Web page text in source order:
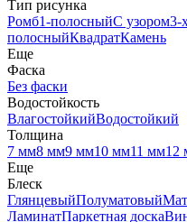
Тип рисунка
Ромб1-полосныйС узором3-
полосныйКвадратКамень
Еще
Фаска
Без фаски
Водостойкость
ВлагостойкийВодостойкий
Толщина
7 мм8 мм9 мм10 мм11 мм12
Еще
Блеск
ГлянцевыйПолуматовый
ЛаминатПаркетная доска